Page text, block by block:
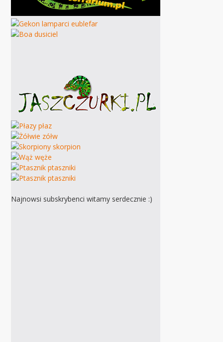
Najnowsi subskrybenci witamy serdecznie :)